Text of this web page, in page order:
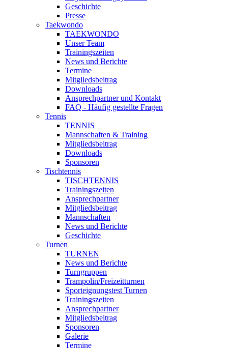
Geschichte
Presse
Taekwondo
TAEKWONDO
Unser Team
Trainingszeiten
News und Berichte
Termine
Mitgliedsbeitrag
Downloads
Ansprechpartner und Kontakt
FAQ - Häufig gestellte Fragen
Tennis
TENNIS
Mannschaften & Training
Mitgliedsbeitrag
Downloads
Sponsoren
Tischtennis
TISCHTENNIS
Trainingszeiten
Ansprechpartner
Mitgliedsbeitrag
Mannschaften
News und Berichte
Geschichte
Turnen
TURNEN
News und Berichte
Turngruppen
Trampolin/Freizeitturnen
Sporteignungstest Turnen
Trainingszeiten
Ansprechpartner
Mitgliedsbeitrag
Sponsoren
Galerie
Termine